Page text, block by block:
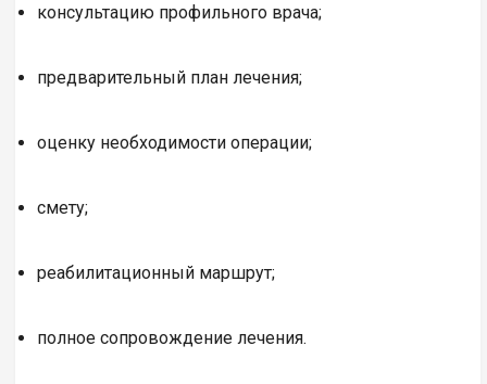
консультацию профильного врача;
предварительный план лечения;
оценку необходимости операции;
смету;
реабилитационный маршрут;
полное сопровождение лечения.